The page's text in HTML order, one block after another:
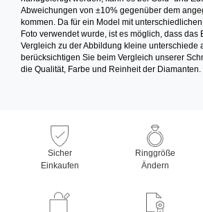
Abweichungen von ±10% gegenüber dem
kommen. Da für ein Model mit
Foto verwendet wurde, ist es möglich, dass das
Vergleich zu der Abbildung kleine unterschiede
berücksichtigen Sie beim Vergleich unserer
die Qualität, Farbe und Reinheit der Diamanten.
Sicher
Einkaufen
Ringgröße
Ändern